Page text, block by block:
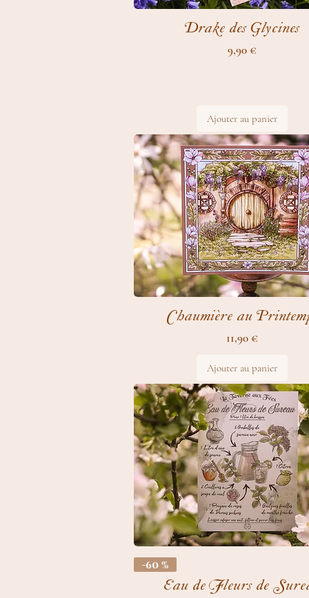
Drake des Glycines
Prix
9,90 €
Ajouter au panier
Chaumière au
Prix
11,90 €
Ajouter au panier
-60 %
Eau de Fleurs de